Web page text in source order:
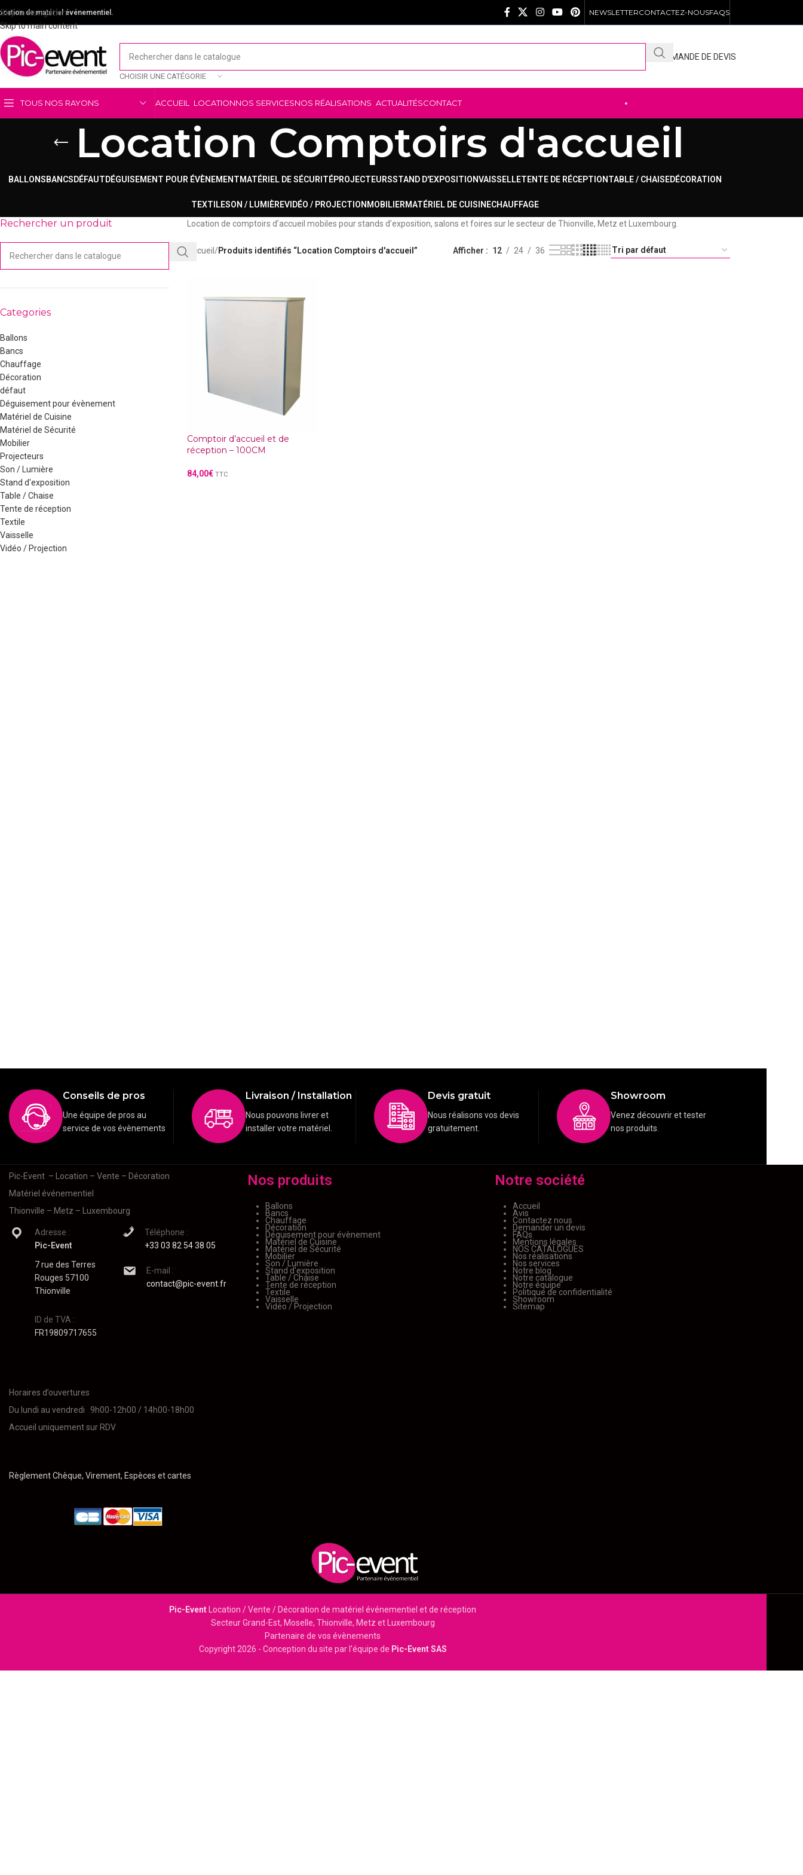
Skip to navigation
Skip to main content
de matériel événementiel. NEWSLETTERCONTACTEZ-NOUSFAQS
CHOISIR UNE CATÉGORIE
DEMANDE DE DEVIS
TOUS NOS RAYONS ACCUEIL LOCATIONNOS SERVICESNOS RÉALISATIONS ACTUALITÉSCONTACT
Location Comptoirs d'accueil
BALLONSBANCSDÉFAUTDÉGUISEMENT POUR ÉVÈNEMENTMATÉRIEL DE SÉCURITÉPROJECTEURSSTAND D'EXPOSITIONVAISSELLETENTE DE RÉCEPTIONTABLE / CHAISEDÉCORATION
TEXTILESON / LUMIÈREVIDÉO / PROJECTIONMOBILIERMATÉRIEL DE CUISINECHAUFFAGE
Rechercher un produit
Categories
Ballons
Bancs
Chauffage
Décoration
défaut
Déguisement pour évènement
Matériel de Cuisine
Matériel de Sécurité
Mobilier
Projecteurs
Son / Lumière
Stand d'exposition
Table / Chaise
Tente de réception
Textile
Vaisselle
Vidéo / Projection
Location de comptoirs d’accueil mobiles pour stands d’exposition, salons et foires sur le secteur de Thionville, Metz et Luxembourg.
Accueil/Produits identifiés “Location Comptoirs d'accueil” Afficher 12 24 36
Comptoir d’accueil et de
réception – 100CM
84,00€ TTC
Conseils de pros
Une équipe de pros au
service de vos évènements
Livraison / Installation
Nous pouvons livrer et
installer votre matériel.
Devis gratuit
Nous réalisons vos devis
gratuitement.
Showroom
Venez découvrir et tester
nos produits.
Pic-Event – Location – Vente – Décoration
Matériel événementiel
Thionville – Metz – Luxembourg
Adresse :
Pic-Event
7 rue des Terres
Rouges 57100
Thionville
ID de TVA :
FR19809717655
Téléphone :
+33 03 82 54 38 05
E-mail :
contact@pic-event.fr
Horaires d’ouvertures
Du lundi au vendredi 9h00-12h00 / 14h00-18h00
Accueil uniquement sur RDV
Règlement Chèque, Virement, Espèces et cartes
Nos produits
Ballons
Bancs
Chauffage
Décoration
Déguisement pour évènement
Matériel de Cuisine
Matériel de Sécurité
Mobilier
Son / Lumière
Stand d'exposition
Table / Chaise
Tente de réception
Textile
Vaisselle
Vidéo / Projection
Notre société
Accueil
Avis
Contactez nous
Demander un devis
FAQs
Mentions légales
NOS CATALOGUES
Nos réalisations
Nos services
Notre blog
Notre catalogue
Notre équipe
Politique de confidentialité
Showroom
Sitemap
Pic-Event Location / Vente / Décoration de matériel événementiel et de réception
Secteur Grand-Est, Moselle, Thionville, Metz et Luxembourg
Partenaire de vos évènements
Copyright 2026 - Conception du site par l'équipe de Pic-Event SAS